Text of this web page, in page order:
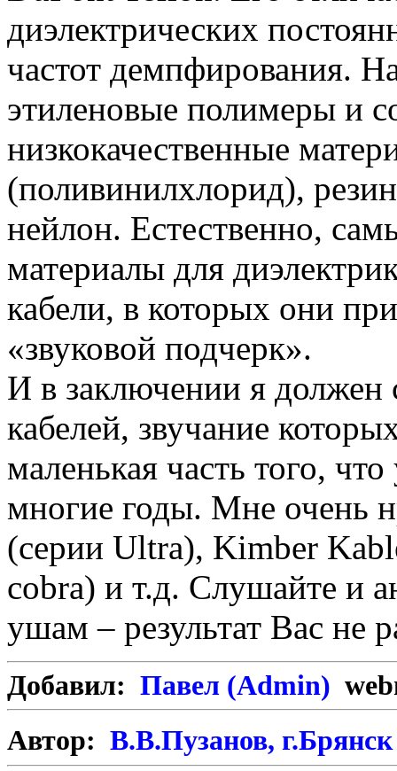
диэлектрических
частот демпфирования.
этиленовые полимеры и
низкокачественные
(поливинилхлорид),
нейлон. Естественно,
материалы для
кабели, в которых они
«звуковой подчерк».
И в заключении я должен
кабелей, звучание
маленькая часть того,
многие годы. Мне очень
(серии Ultra), Kimber
cobra) и т.д. Слушайте и
ушам – результат Вас не
Добавил: Павел (Admin)
Автор: В.В.Пузанов,